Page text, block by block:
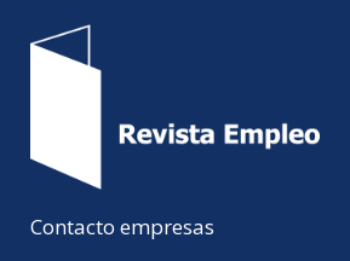
Contacto empresas